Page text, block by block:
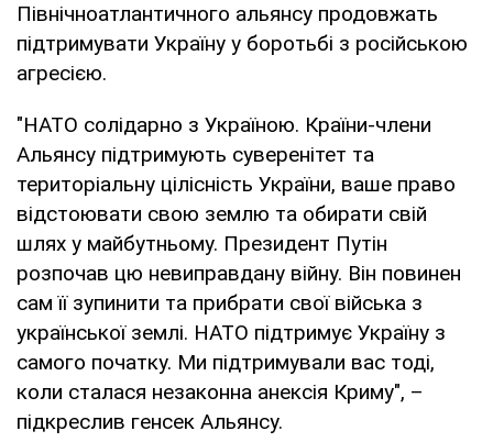
Північноатлантичного альянсу продовжать
підтримувати Україну у боротьбі з російською
агресією.
"НАТО солідарно з Україною. Країни-члени
Альянсу підтримують суверенітет та
територіальну цілісність України, ваше право
відстоювати свою землю та обирати свій
шлях у майбутньому. Президент Путін
розпочав цю невиправдану війну. Він повинен
сам її зупинити та прибрати свої війська з
української землі. НАТО підтримує Україну з
самого початку. Ми підтримували вас тоді,
коли сталася незаконна анексія Криму", –
підкреслив генсек Альянсу.